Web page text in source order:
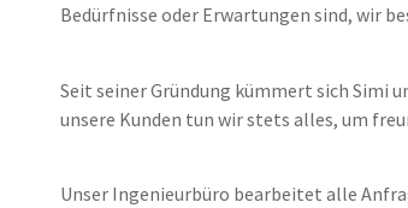
Bedürfnisse oder Erwartungen sind, wir
Seit seiner Gründung kümmert sich Simi
unsere Kunden tun wir stets alles, um
Unser Ingenieurbüro bearbeitet alle